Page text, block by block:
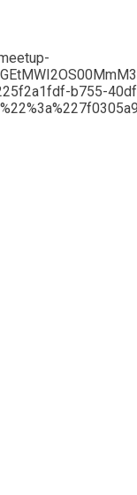
b755-